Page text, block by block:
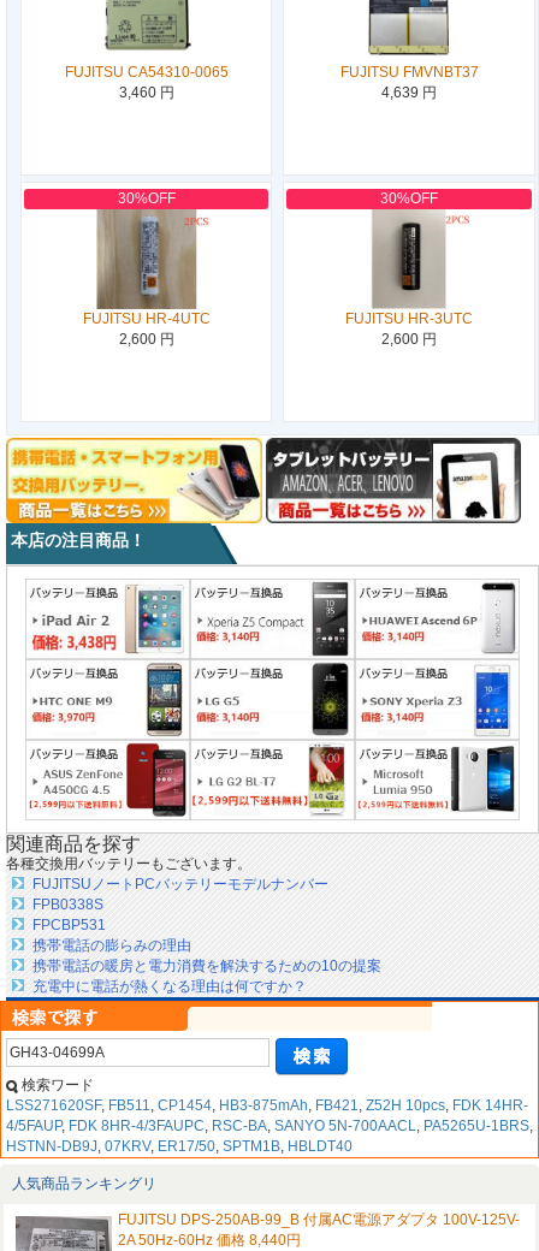
FUJITSU CA54310-0065
3,460 円
FUJITSU FMVNBT37
4,639 円
30%OFF
FUJITSU HR-4UTC
2,600 円
30%OFF
FUJITSU HR-3UTC
2,600 円
本店の注目商品！
関連商品を探す
各種交換用バッテリーもございます。
FUJITSUノートPCバッテリーモデルナンバー
FPB0338S
FPCBP531
携帯電話の膨らみの理由
携帯電話の暖房と電力消費を解決するための10の提案
充電中に電話が熱くなる理由は何ですか？
検索ワード
LSS271620SF, FB511, CP1454, HB3-875mAh, FB421, Z52H 10pcs, FDK 14HR-
4/5FAUP, FDK 8HR-4/3FAUPC, RSC-BA, SANYO 5N-700AACL, PA5265U-1BRS,
HSTNN-DB9J, 07KRV, ER17/50, SPTM1B, HBLDT40
人気商品ランキングリ
FUJITSU DPS-250AB-99_B 付属AC電源アダプタ 100V-125V-
2A 50Hz-60Hz 価格 8,440円